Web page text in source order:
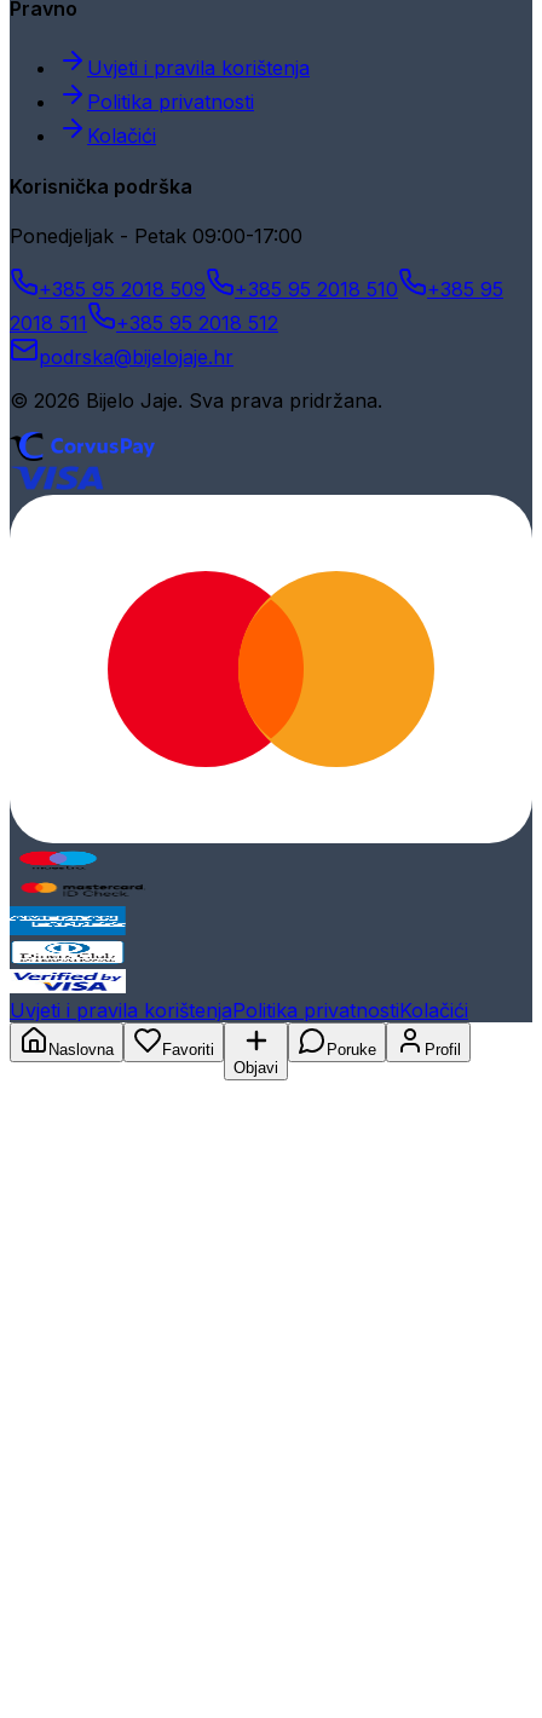
Pravno
Uvjeti i pravila korištenja
Politika privatnosti
Kolačići
Korisnička podrška
Ponedjeljak - Petak 09:00-17:00
+385 95 2018 509 +385 95 2018 510
+385 95
2018 511
+385 95 2018 512
podrska@bijelojaje.hr
© 2026 Bijelo Jaje. Sva prava pridržana.
Uvjeti i pravila korištenjaPolitika privatnostiKolačići
Naslovna
Favoriti
Objavi
Poruke Profil